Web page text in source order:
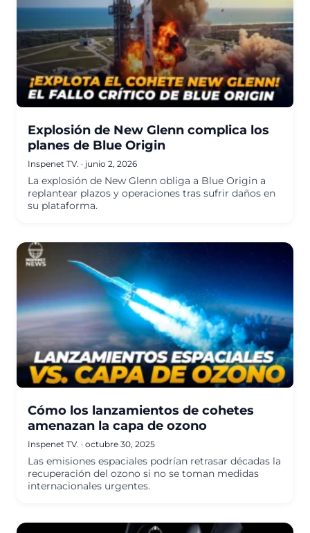
Explosión de New Glenn complica los
planes de Blue Origin
Inspenet TV. · junio 2, 2026
La explosión de New Glenn obliga a Blue Origin a
replantear plazos y operaciones tras sufrir daños en
su plataforma.
Cómo los lanzamientos de cohetes
amenazan la capa de ozono
Inspenet TV. · octubre 30, 2025
Las emisiones espaciales podrían retrasar décadas la
recuperación del ozono si no se toman medidas
internacionales urgentes.